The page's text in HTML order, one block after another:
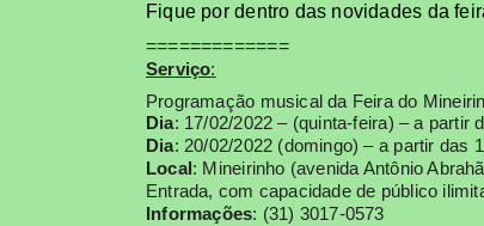
Fique por dentro das novidades da
=============
Serviço:
Programação musical da Feira do
Dia: 17/02/2022 – (quinta-feira) – a partir
Dia: 20/02/2022 (domingo) – a partir das
Local : Mineirinho (avenida Antônio
Entrada, com capacidade de público
Informações: (31) 3017-0573